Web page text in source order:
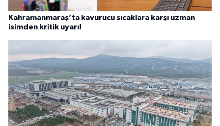
Kahramanmaraş’ta kavurucu sıcaklara karşı uzman
isimden kritik uyarı!